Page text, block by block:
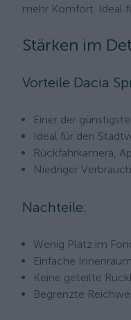
mehr Komfort. Ideal
Stärken im
Vorteile Dacia
Einer der
Ideal für den
Rückfahrkamera,
Niedriger
Nachteile:
Wenig Platz im
Einfache
Keine geteilte
Begrenzte